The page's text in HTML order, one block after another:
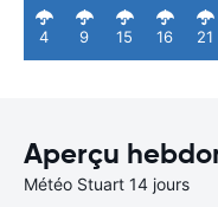
4 9 15 16 21
Aperçu
Météo Stuart 14 jours